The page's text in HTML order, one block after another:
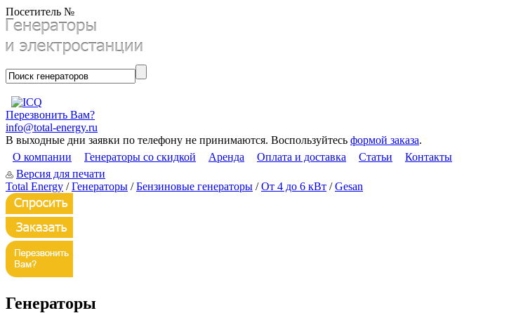
Посетитель №
Перезвонить Вам?
info@total-energy.ru
В выходные дни заявки по телефону не принимаются. Воспользуйтесь формой заказа.
О компании
Генераторы со скидкой Аренда Оплата и доставка Статьи
Контакты
Версия для печати
Total Energy /Генераторы /Бензиновые генераторы /От 4 до 6 кВт /Gesan
Генераторы